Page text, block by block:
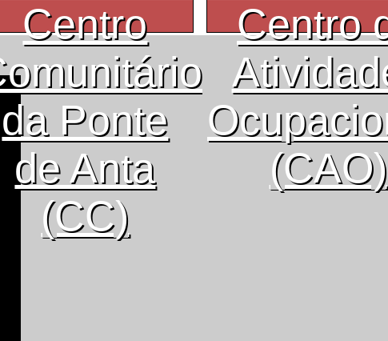
Centro
da Ponte
de Anta
(CC)
Centro
(CAO)